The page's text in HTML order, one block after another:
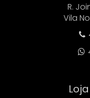
R.
Vila

